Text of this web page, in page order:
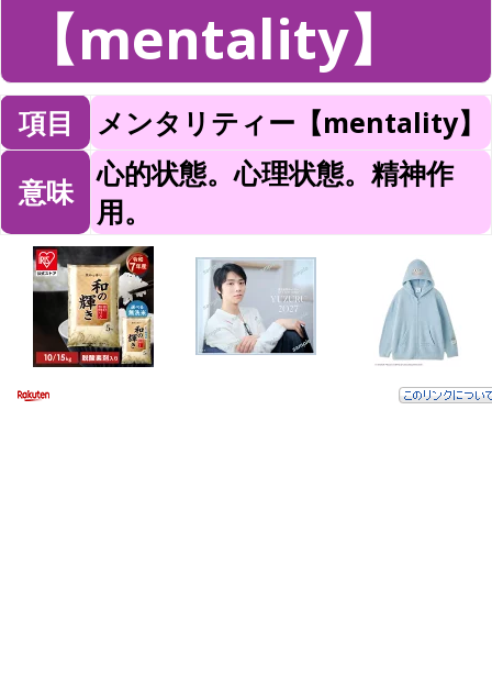
【mentality】
項目
メンタリティー【mentality】
意味
心的状態。心理状態。精神作
用。